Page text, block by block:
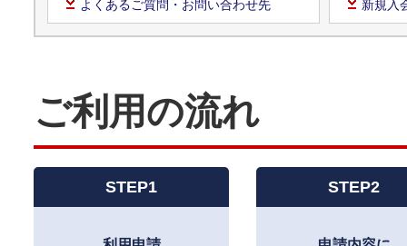
よくあるご質問・お問い合わせ先 新規入
ご利用の流れ
STEP1 STEP2